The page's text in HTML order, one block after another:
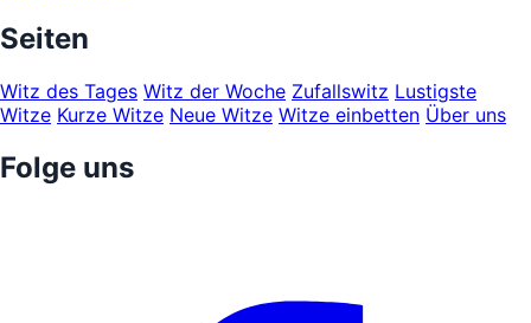
Seiten
Witz des Tages Witz der Woche Zufallswitz Lustigste
Witze Kurze Witze Neue Witze Witze einbetten Über uns
Folge uns